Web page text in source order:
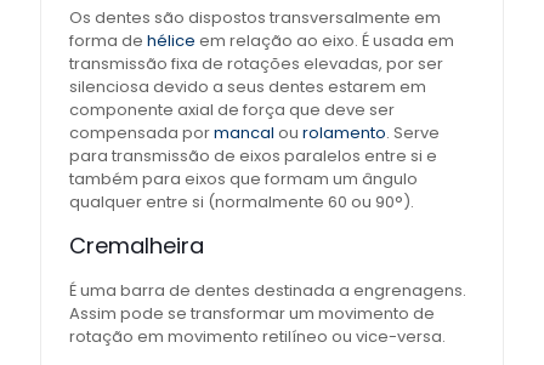
Os dentes são dispostos transversalmente em
forma dehélice em relação ao eixo. É usada em
transmissão fixa de rotações elevadas, por ser
silenciosa devido a seus dentes estarem em
componente axial de força que deve ser
compensada pormancal ourolamento. Serve
para transmissão de eixos paralelos entre si e
também para eixos que formam um ângulo
qualquer entre si (normalmente 60 ou 90°).
Cremalheira
É uma barra de dentes destinada a engrenagens.
Assim pode se transformar um movimento de
rotação em movimento retilíneo ou vice-versa.